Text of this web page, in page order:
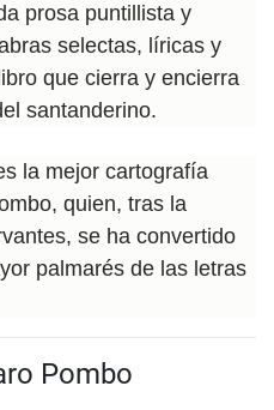
prosa puntillista y
selectas, líricas y
que cierra y encierra
santanderino.
la mejor cartografía
quien, tras la
se ha convertido
palmarés de las letras
Pombo